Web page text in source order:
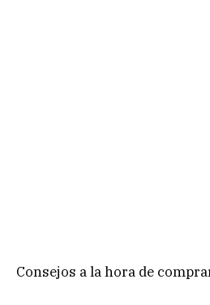
Consejos a la hora de